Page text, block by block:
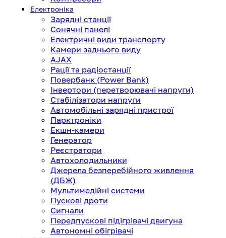
Електроніка
Зарядні станції
Сонячні панелі
Електричні види транспорту
Камери заднього виду
AJAX
Рації та радіостанції
Повербанк (Power Bank)
Інвертори (перетворювачі напруги)
Стабілізатори напруги
Автомобільні зарядні пристрої
Парктроніки
Екшн-камери
Генератор
Реєстратори
Автохолодильники
Джерела безперебійного живлення
(ДБЖ)
Мультимедійні системи
Пускові дроти
Сигнали
Передпускові підігрівачі двигуна
Автономні обігрівачі